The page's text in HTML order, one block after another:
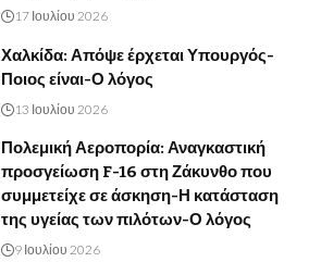
17 Ιουλίου 2026
Χαλκίδα: Απόψε έρχεται Υπουργός-
Ποιος είναι-Ο λόγος
13 Ιουλίου 2026
Πολεμική Αεροπορία: Αναγκαστική
προσγείωση F-16 στη Ζάκυνθο που
συμμετείχε σε άσκηση-Η κατάσταση
της υγείας των πιλότων-Ο λόγος
9 Ιουλίου 2026